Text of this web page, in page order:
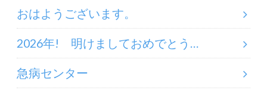
おはようございます。
2026年! 明けましておめでとう…
急病センター